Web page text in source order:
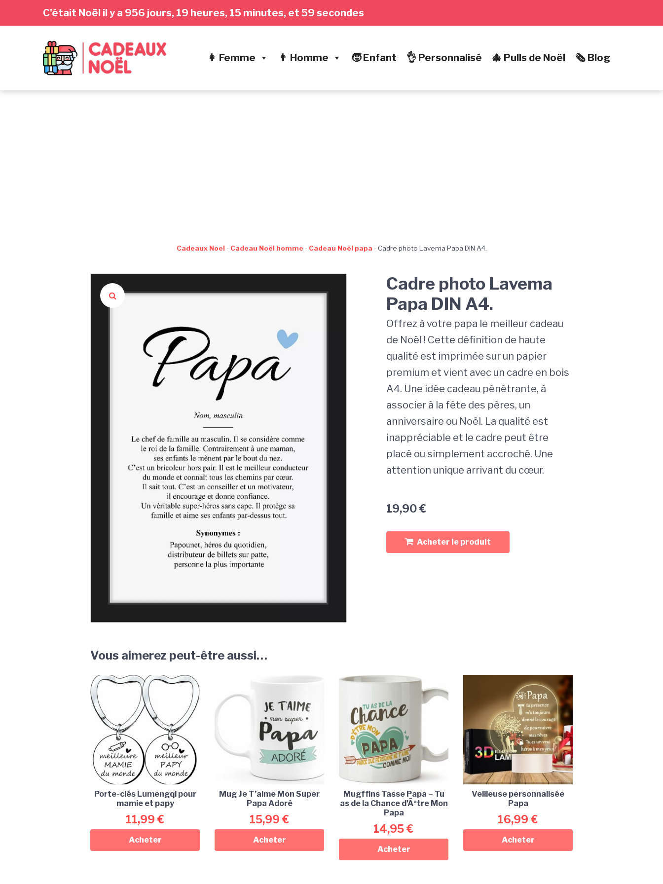
navigation
C'était Noël il y a 956 jours, 19 heures, 16 minutes,
👩 Femme 👨 Homme 🧒 Enfant 👌 Personnalisé 🎄 Pulls de Noël 🗞️ Blog
Cadeaux Noel - Cadeau Noël homme - Cadeau Noël papa -Cadre photo Lavema Papa DIN A4.
Cadre photo Lavema
Papa DIN A4.
Offrez à votre papa le meilleur cadeau
de Noël ! Cette définition de haute
qualité est imprimée sur un papier
premium et vient avec un cadre en bois
A4. Une idée cadeau pénétrante, à
associer à la fête des pères, un
anniversaire ou Noël. La qualité est
inappréciable et le cadre peut être
placé ou simplement accroché. Une
attention unique arrivant du cœur.
19,90€
Acheter le produit
Vous aimerez peut-être aussi…
Porte-clés Lumengqi pour
mamie et papy
11,99 €
Acheter
Mug Je T’aime Mon Super
Papa Adoré
15,99 €
Acheter
Mugffins Tasse Papa – Tu
as de la Chance d'Ãªtre Mon
Papa
14,95€
Acheter
Veilleuse personnalisée
Papa
16,99 €
Acheter